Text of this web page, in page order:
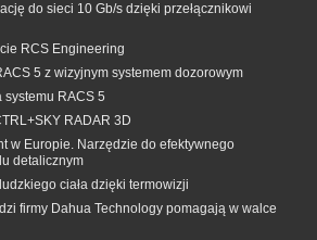
do sieci 10 Gb/s dzięki przełącznikowi
RCS Engineering
5 z wizyjnym systemem dozorowym
systemu RACS 5
RADAR 3D
w Europie. Narzędzie do efektywnego
detalicznym
ciała dzięki termowizji
firmy Dahua Technology pomagają w walce